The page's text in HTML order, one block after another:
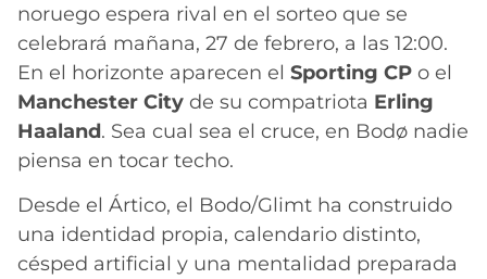
noruego espera rival en el sorteo que se
celebrará mañana, 27 de febrero, a las 12:00.
En el horizonte aparecen el Sporting CP o el
Manchester City de su compatriota Erling
Haaland. Sea cual sea el cruce, en Bodø nadie
piensa en tocar techo.
Desde el Ártico, el Bodo/Glimt ha construido
una identidad propia, calendario distinto,
césped artificial y una mentalidad preparada